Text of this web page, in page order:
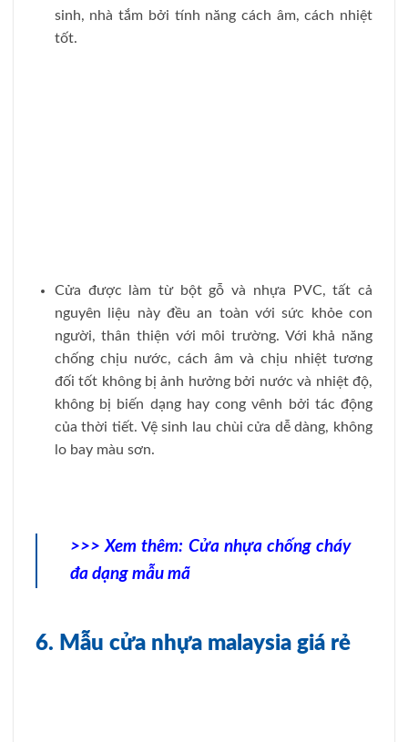
sinh, nhà tắm bởi tính năng cách âm, cách nhiệt
tốt.
Cửa được làm từ bột gỗ và nhựa PVC, tất cả
nguyên liệu này đều an toàn với sức khỏe con
người, thân thiện với môi trường. Với khả năng
chống chịu nước, cách âm và chịu nhiệt tương
đối tốt không bị ảnh hưởng bởi nước và nhiệt độ,
không bị biến dạng hay cong vênh bởi tác động
của thời tiết. Vệ sinh lau chùi cửa dễ dàng, không
lo bay màu sơn.
>>> Xem thêm: Cửa nhựa chống cháy
đa dạng mẫu mã
6. Mẫu cửa nhựa malaysia giá rẻ